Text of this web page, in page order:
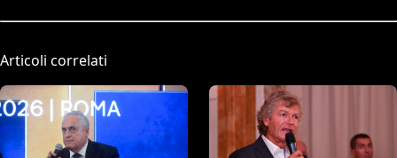
Articoli correlati